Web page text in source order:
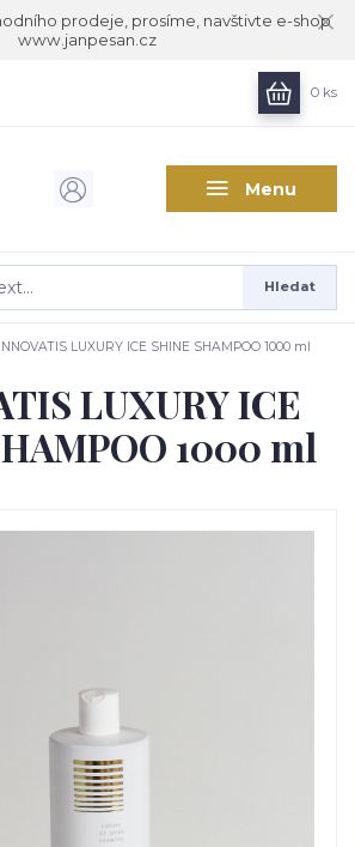
prodeje, prosíme, navštivte e-shop
www.janpesan.cz
Menu
Hledat
0 ks
INNOVATIS LUXURY ICE SHINE SHAMPOO 1000 ml
LUXURY ICE
1000 ml